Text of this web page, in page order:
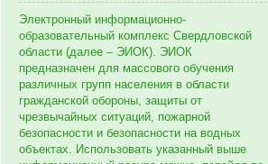
Электронный информационно-
образовательный комплекс Свердловской
области (далее – ЭИОК). ЭИОК
предназначен для массового обучения
различных групп населения в области
гражданской обороны, защиты от
чрезвычайных ситуаций, пожарной
безопасности и безопасности на водных
объектах. Использовать указанный выше